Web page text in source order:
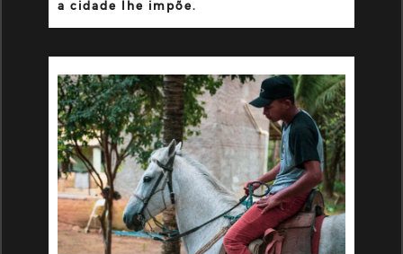
a cidade lhe impõe.